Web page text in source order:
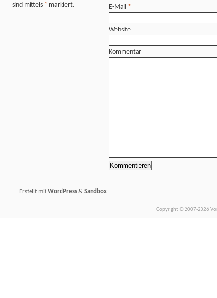
sind mittels * markiert. E-Mail *
Website
Kommentar
Erstellt mit WordPress & Sandbox
Copyright © 2007-2026